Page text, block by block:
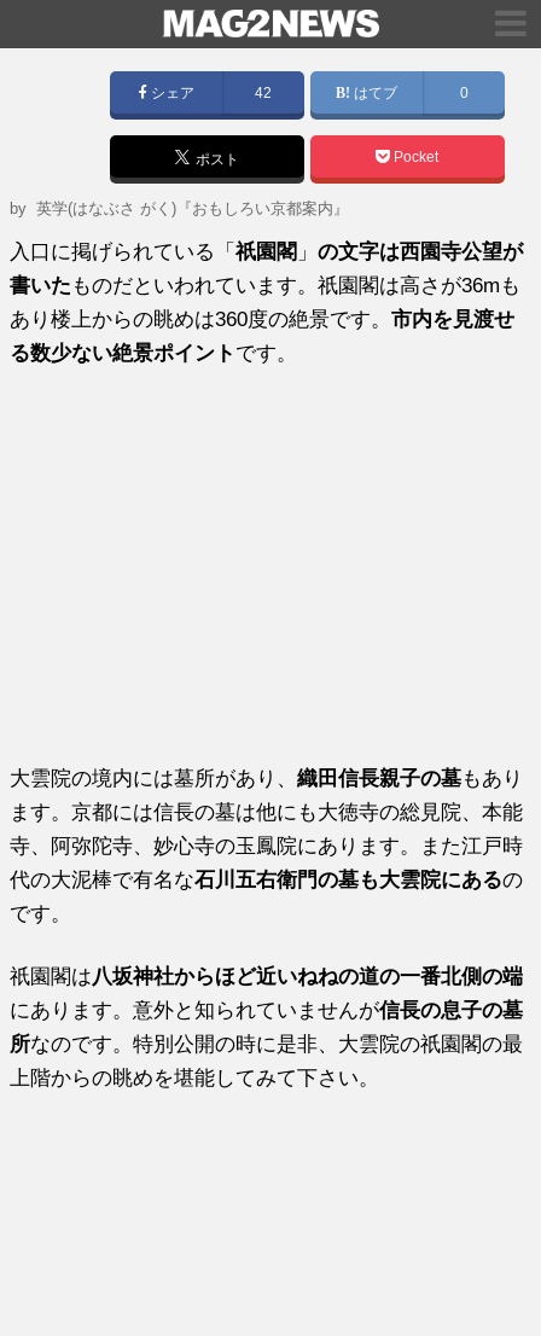
シェア 42 はてブ 0
ポスト Pocket
by英学(はなぶさ がく)『おもしろい京都案内』
入口に掲げられている「祇園閣 」の文字は西園寺公望が
書いた ものだといわれています。祇園閣は高さが36mも
あり楼上からの眺めは360度の絶景です。市内を見渡せ
る数少ない絶景ポイント です。
大雲院の境内には墓所があり、織田信長親子の墓もあり
ます。京都には信長の墓は他にも大徳寺の総見院、本能
寺、阿弥陀寺、妙心寺の玉鳳院にあります。また江戸時
代の大泥棒で有名な石川五右衛門の墓も大雲院にあるの
です。
祇園閣は八坂神社からほど近いねねの道の一番北側の端
にあります。意外と知られていませんが信長の息子の墓
所なのです。特別公開の時に是非、大雲院の祇園閣の最
上階からの眺めを堪能してみて下さい。